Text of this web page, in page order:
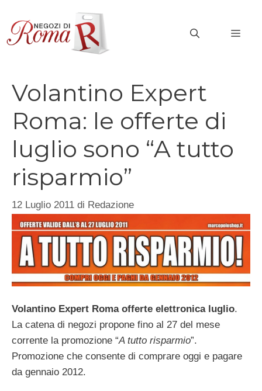
contenuto
Volantino Expert
Roma: le offerte di
luglio sono “A tutto
risparmio”
12 Luglio 2011 di Redazione
Volantino Expert Roma offerte elettronica luglio.
La catena di negozi propone fino al 27 del mese
corrente la promozione “A tutto risparmio”.
Promozione che consente di comprare oggi e pagare
da gennaio 2012.